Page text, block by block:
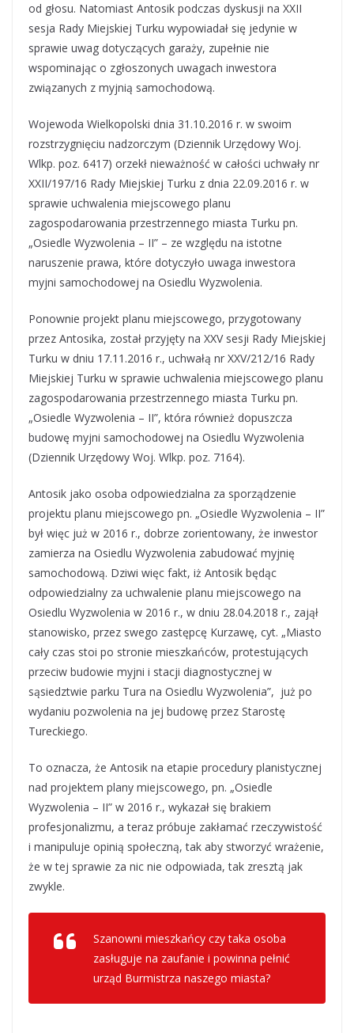
od głosu. Natomiast Antosik podczas dyskusji na XXII
sesja Rady Miejskiej Turku wypowiadał się jedynie w
sprawie uwag dotyczących garaży, zupełnie nie
wspominając o zgłoszonych uwagach inwestora
związanych z myjnią samochodową.
Wojewoda Wielkopolski dnia 31.10.2016 r. w swoim
rozstrzygnięciu nadzorczym (Dziennik Urzędowy Woj.
Wlkp. poz. 6417) orzekł nieważność w całości uchwały nr
XXII/197/16 Rady Miejskiej Turku z dnia 22.09.2016 r. w
sprawie uchwalenia miejscowego planu
zagospodarowania przestrzennego miasta Turku pn.
„Osiedle Wyzwolenia – II” – ze względu na istotne
naruszenie prawa, które dotyczyło uwaga inwestora
myjni samochodowej na Osiedlu Wyzwolenia.
Ponownie projekt planu miejscowego, przygotowany
przez Antosika, został przyjęty na XXV sesji Rady Miejskiej
Turku w dniu 17.11.2016 r., uchwałą nr XXV/212/16 Rady
Miejskiej Turku w sprawie uchwalenia miejscowego planu
zagospodarowania przestrzennego miasta Turku pn.
„Osiedle Wyzwolenia – II”, która również dopuszcza
budowę myjni samochodowej na Osiedlu Wyzwolenia
(Dziennik Urzędowy Woj. Wlkp. poz. 7164).
Antosik jako osoba odpowiedzialna za sporządzenie
projektu planu miejscowego pn. „Osiedle Wyzwolenia – II”
był więc już w 2016 r., dobrze zorientowany, że inwestor
zamierza na Osiedlu Wyzwolenia zabudować myjnię
samochodową. Dziwi więc fakt, iż Antosik będąc
odpowiedzialny za uchwalenie planu miejscowego na
Osiedlu Wyzwolenia w 2016 r., w dniu 28.04.2018 r., zajął
stanowisko, przez swego zastępcę Kurzawę, cyt. „Miasto
cały czas stoi po stronie mieszkańców, protestujących
przeciw budowie myjni i stacji diagnostycznej w
sąsiedztwie parku Tura na Osiedlu Wyzwolenia”, już po
wydaniu pozwolenia na jej budowę przez Starostę
Tureckiego.
To oznacza, że Antosik na etapie procedury planistycznej
nad projektem plany miejscowego, pn. „Osiedle
Wyzwolenia – II” w 2016 r., wykazał się brakiem
profesjonalizmu, a teraz próbuje zakłamać rzeczywistość
i manipuluje opinią społeczną, tak aby stworzyć wrażenie,
że w tej sprawie za nic nie odpowiada, tak zresztą jak
zwykle.
Szanowni mieszkańcy czy taka osoba
zasługuje na zaufanie i powinna pełnić
urząd Burmistrza naszego miasta?